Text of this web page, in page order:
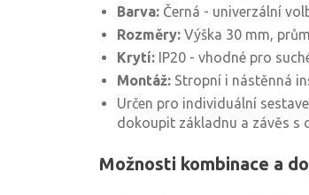
Barva: Černá - univerzální
Rozměry: Výška 30 mm,
Krytí: IP20 - vhodné pro
Montáž: Stropní i nástěnná
Určen pro individuální
dokoupit základnu a závěs s
Možnosti kombinace a